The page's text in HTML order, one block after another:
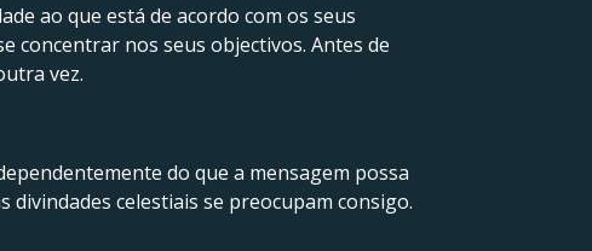
ao que está de acordo com os seus
concentrar nos seus objectivos. Antes de
vez.
do que a mensagem possa
celestiais se preocupam consigo.